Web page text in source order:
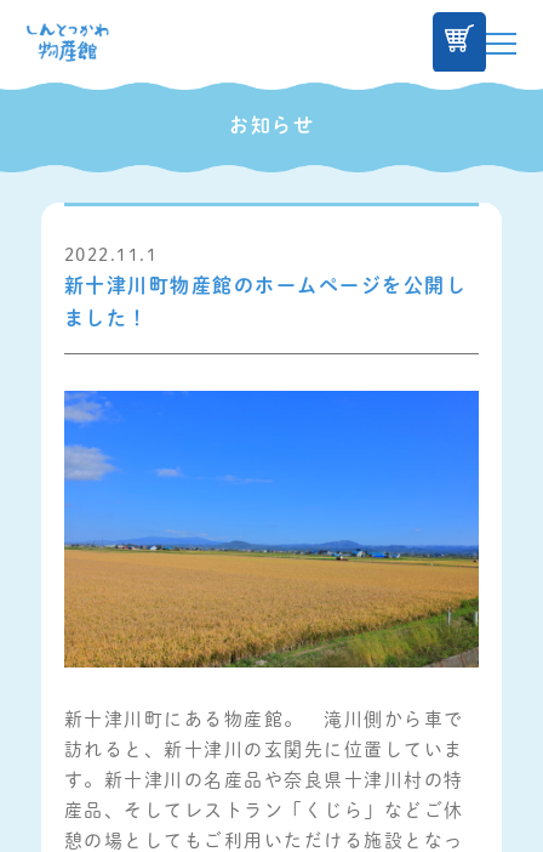
お知らせ
2022.11.1
新十津川町物産館のホームページを公開し
ました！
新十津川町にある物産館。 滝川側から車で
訪れると、新十津川の玄関先に位置していま
す。新十津川の名産品や奈良県十津川村の特
産品、そしてレストラン「くじら」などご休
憩の場としてもご利用いただける施設となっ